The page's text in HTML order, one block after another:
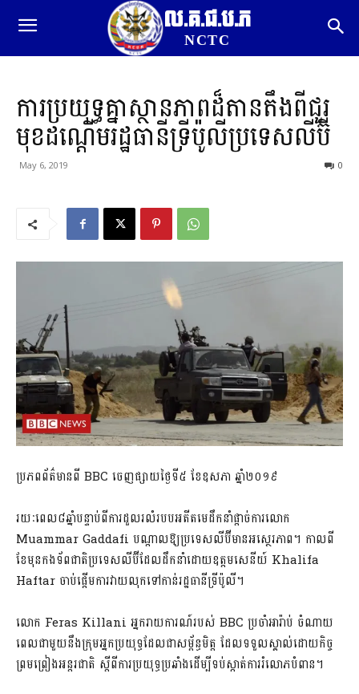
ល.គ.ជ.ប.ភ
NCTC
ការប្រយុទ្ធគ្នាស្ថានភាពដ៏តានតឹងពីជួរ
មុខដណ្តើមរដ្ឋធានីទ្រីប៉ូលីប្រទេសលីប៊ី
May 6, 2019 0
ប្រភពព័ត៌មានពី​ BBC ចេញផ្សាយថ្ងៃទី៥ ខែឧសភា ឆ្នាំ២០១៩
រយៈពេល៨ឆ្នាំបន្ទាប់ពីការដួលរលំរបបអតីតមេដឹកនាំផ្តាច់ការលោក
Muammar Gaddafi បណ្តាលឱ្យប្រទេសលីប៊ីមានអស្ថេរភាព។ កាលពី
ខែមុនកងទ័ពជាតិប្រទេសលីប៊ីដែលដឹកនាំដោយឧត្តមសេនីយ៍ Khalifa
Haftar ចាប់ផ្តើមការវាយលុកទៅកាន់រដ្ឋធានីទ្រីប៉ូលី។
លោក Feras Killani អ្នករាយការណ៍របស់ BBC ប្រចាំអារ៉ាប់ ចំណាយ
ពេលជាមួយនឹងក្រុមអ្នកប្រយុទ្ធដែលជាសម្ព័ន្ធមិត្ត ដែលទទួលស្គាល់ដោយកិច្ច
ព្រមព្រៀងអន្តរជាតិ ស្តីពីការប្រយុទ្ធប្រឆាំងដើម្បីទប់ស្កាត់ការរំលោភបំពាន។